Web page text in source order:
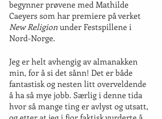
begynner prøvene med Mathilde
Caeyers som har premiere på verket
New Religion under Festspillene i
Nord-Norge.
Jeg er helt avhengig av almanakken
min, for å si det sånn! Det er både
fantastisk og nesten litt overveldende
å ha så mye jobb. Særlig i denne tida
hvor så mange ting er avlyst og utsatt,